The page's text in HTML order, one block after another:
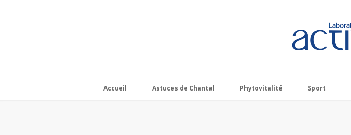
Accueil Astuces de Chantal Phytovitalité Sport